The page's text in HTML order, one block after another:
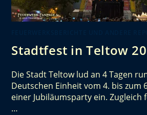
Stadtfest in Teltow
Die Stadt Teltow lud an 4 Tagen
Deutschen Einheit vom 4. bis zum
einer Jubiläumsparty ein. Zugleich
…